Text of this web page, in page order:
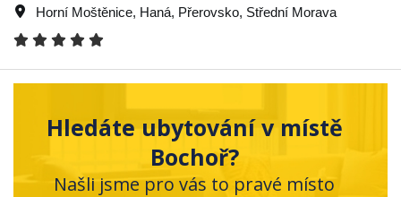
Horní Moštěnice, Haná, Přerovsko, Střední Morava
Hledáte ubytování v místě
Bochoř?
Našli jsme pro vás to pravé místo